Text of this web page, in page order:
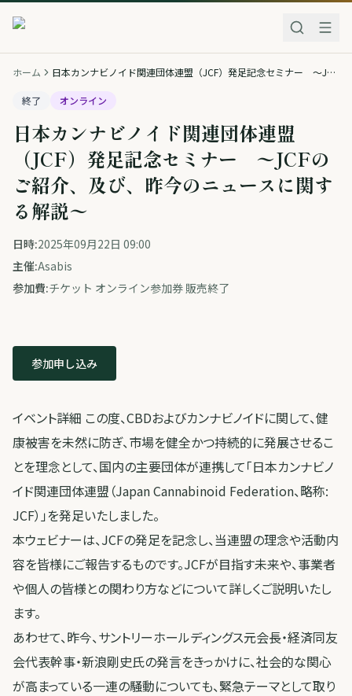
ホーム 日本カンナビノイド関連団体連盟（JCF）発足記念セミナー 〜JCFのご紹介、及び、昨今のニュースに関する解説〜
終了 オンライン
日本カンナビノイド関連団体連盟
（JCF）発足記念セミナー 〜JCFの
ご紹介、及び、昨今のニュースに関す
る解説〜
日時:2025年09月22日 09:00
主催:Asabis
参加費:チケット オンライン参加券 販売終了
参加申し込み
イベント詳細 この度、CBDおよびカンナビノイドに関して、健
康被害を未然に防ぎ、市場を健全かつ持続的に発展させるこ
とを理念として、国内の主要団体が連携して「日本カンナビノ
イド関連団体連盟（Japan Cannabinoid Federation、略称:
JCF）」を発足いたしました。
本ウェビナーは、JCFの発足を記念し、当連盟の理念や活動内
容を皆様にご報告するものです。JCFが目指す未来や、事業者
や個人の皆様との関わり方などについて詳しくご説明いたし
ます。
あわせて、昨今、サントリーホールディングス元会長・経済同友
会代表幹事・新浪剛史氏の発言をきっかけに、社会的な関心
が高まっている一連の騒動についても、緊急テーマとして取り